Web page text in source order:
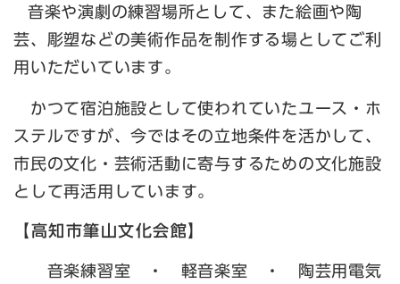
音楽や演劇の練習場所として、また絵画や陶
芸、彫塑などの美術作品を制作する場としてご利
用いただいています。
かつて宿泊施設として使われていたユース・ホ
ステルですが、今ではその立地条件を活かして、
市民の文化・芸術活動に寄与するための文化施設
として再活用しています。
【高知市筆山文化会館】
音楽練習室 ・ 軽音楽室 ・ 陶芸用電気